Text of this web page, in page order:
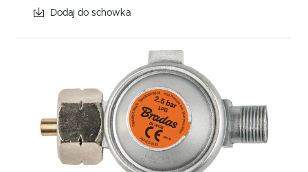
Dodaj do schowka